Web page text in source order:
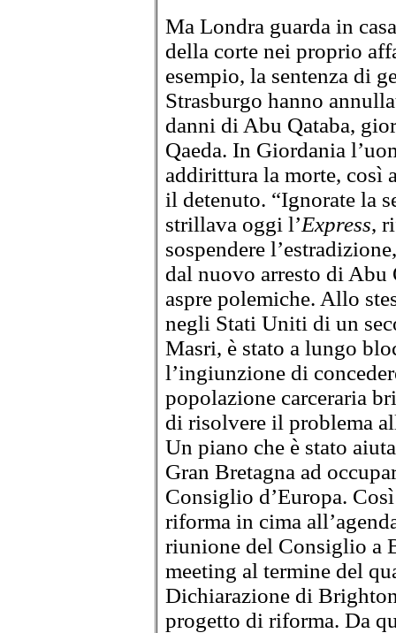
Ma Londra guarda in
della corte nei proprio
esempio, la sentenza di
Strasburgo hanno
danni di Abu Qataba,
Qaeda. In Giordania
addirittura la morte, così
il detenuto. “Ignorate la
strillava oggi l’Express,
sospendere
dal nuovo arresto di Abu
aspre polemiche. Allo
negli Stati Uniti di un
Masri, è stato a lungo
l’ingiunzione di
popolazione carceraria
di risolvere il problema
Un piano che è stato
Gran Bretagna ad
Consiglio d’Europa.
riforma in cima
riunione del Consiglio a
meeting al termine del
Dichiarazione di
progetto di riforma. Da